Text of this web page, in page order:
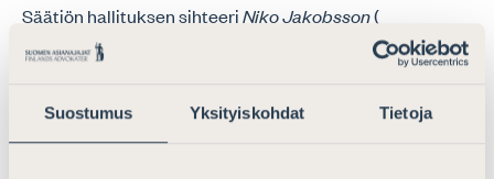
Suostumus Yksityiskohdat Tietoja
Säätiön hallituksen sihteeriNiko Jakobsson(
niko.jakobsson@asianajajat.fi)